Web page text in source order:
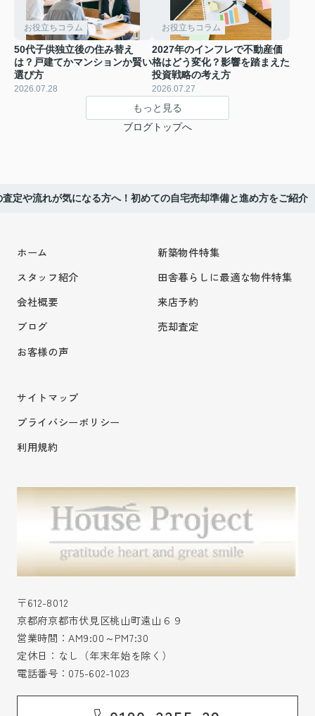
お役立ちコラム
50代子供独立後の住み替え
は？戸建てかマンションか賢い
選び方
2026.07.28
お役立ちコラム
2027年のインフレで不動産価
格はどう変化？影響を踏まえた
投資戦略の考え方
2026.07.27
もっと見る
ブログトップへ
定や流れが気になる方へ！初めての自宅売却準備と進め方をご紹介
ホーム
スタッフ紹介
会社概要
ブログ
お客様の声
新築物件特集
田舎暮らしに最適な物件特集
来店予約
売却査定
サイトマップ
プライバシーポリシー
利用規約
〒612-8012
京都府京都市伏見区桃山町遠山６９
営業時間：AM9:00～PM7:30
定休日：なし（年末年始を除く）
電話番号： 075-602-1023